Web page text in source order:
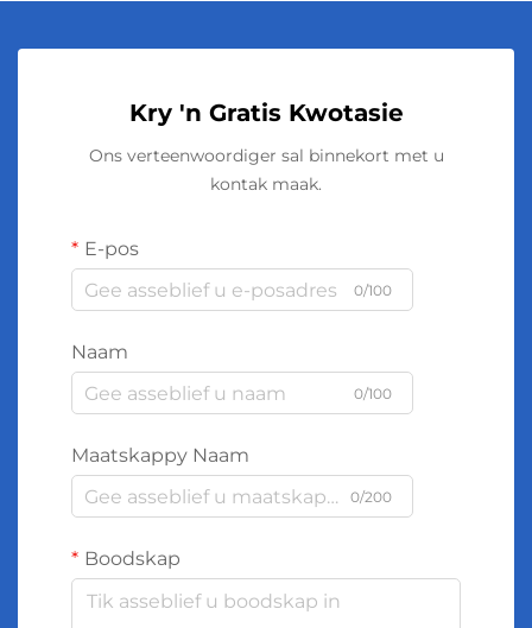
Kry 'n Gratis Kwotasie
Ons verteenwoordiger sal binnekort met u
kontak maak.
E-pos
0/100
Naam
0/100
Maatskappy Naam
0/200
Boodskap